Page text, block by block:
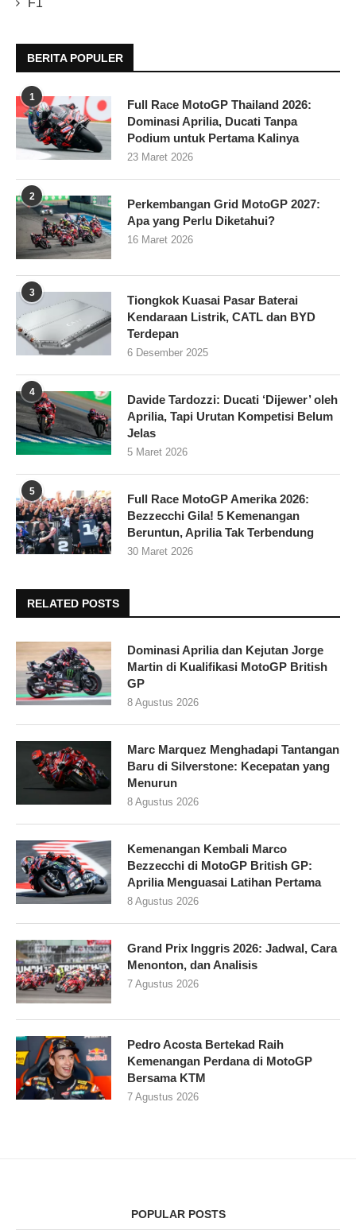
F1
BERITA POPULER
1
Full Race MotoGP Thailand 2026:
Dominasi Aprilia, Ducati Tanpa
Podium untuk Pertama Kalinya
23 Maret 2026
2
Perkembangan Grid MotoGP 2027:
Apa yang Perlu Diketahui?
16 Maret 2026
3
Tiongkok Kuasai Pasar Baterai
Kendaraan Listrik, CATL dan BYD
Terdepan
6 Desember 2025
4
Davide Tardozzi: Ducati ‘Dijewer’ oleh
Aprilia, Tapi Urutan Kompetisi Belum
Jelas
5 Maret 2026
5
Full Race MotoGP Amerika 2026:
Bezzecchi Gila! 5 Kemenangan
Beruntun, Aprilia Tak Terbendung
30 Maret 2026
RELATED POSTS
Dominasi Aprilia dan Kejutan Jorge
Martin di Kualifikasi MotoGP British
GP
8 Agustus 2026
Marc Marquez Menghadapi Tantangan
Baru di Silverstone: Kecepatan yang
Menurun
8 Agustus 2026
Kemenangan Kembali Marco
Bezzecchi di MotoGP British GP:
Aprilia Menguasai Latihan Pertama
8 Agustus 2026
Grand Prix Inggris 2026: Jadwal, Cara
Menonton, dan Analisis
7 Agustus 2026
Pedro Acosta Bertekad Raih
Kemenangan Perdana di MotoGP
Bersama KTM
7 Agustus 2026
POPULAR POSTS